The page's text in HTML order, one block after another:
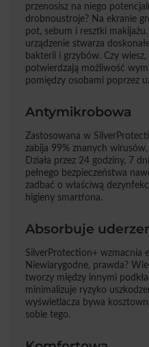
przenosisz na niego
drobnoustroje? Na ekranie
pot, sebum i resztki
urządzenie stwarza
bakterii i grzybów. Czy
potwierdzają możliwość
pomiędzy osobami poprzez
Antymikrobowa
Zastosowana w
zabija 99% znanych
Działa przez 24 godziny, 7
pełnego bezpieczeństwa
zadbać o właściwą
higieny smartfona.
Absorbuje
SilverProtection+ wzmacnia
Niewiarygodne, prawda?
tworzy między innymi
minimalizuje ryzyko
wyświetlacza bywa
sobie tego.